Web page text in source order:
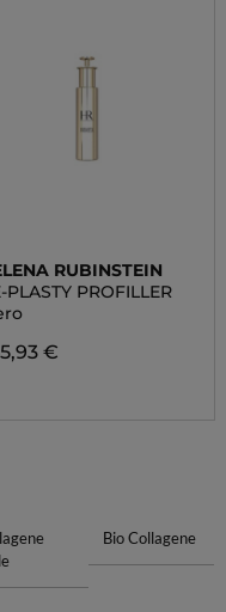
RUBINSTEIN
PLASTY PROFILLER
€
Bio Collagene